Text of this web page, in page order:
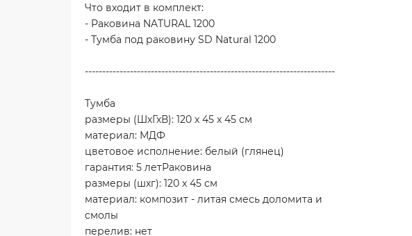
Что входит в комплект:
- Раковина NATURAL 1200
- Тумба под раковину SD Natural 1200
------------------------------------------------------------------------
Тумба
размеры (ШхГхВ): 120 x 45 x 45 см
материал: МДФ
цветовое исполнение: белый (глянец)
гарантия: 5 летРаковина
размеры (шxг): 120 x 45 см
материал: композит - литая смесь доломита и
смолы
перелив: нет